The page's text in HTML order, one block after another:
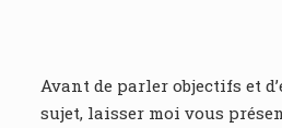
Avant de parler objectifs et
sujet, laisser moi vous